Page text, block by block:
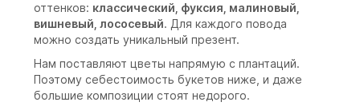
оттенков: классический, фуксия, малиновый,
вишневый, лососевый. Для каждого повода
можно создать уникальный презент.
Нам поставляют цветы напрямую с плантаций.
Поэтому себестоимость букетов ниже, и даже
большие композиции стоят недорого.